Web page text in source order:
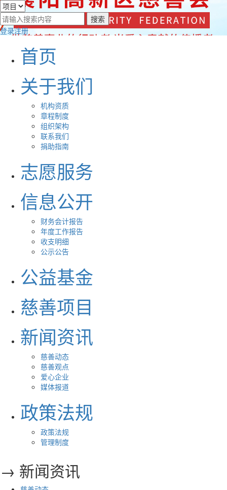
登录注册
首页
关于我们
机构资质
章程制度
组织架构
联系我们
捐助指南
志愿服务
信息公开
财务会计报告
年度工作报告
收支明细
公示公告
公益基金
慈善项目
新闻资讯
慈善动态
慈善观点
爱心企业
媒体报道
政策法规
政策法规
管理制度
→ 新闻资讯